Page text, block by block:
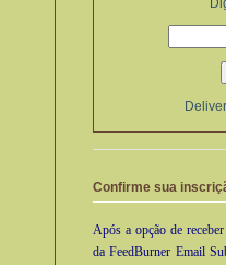
Confirme sua
Após a opção de
da FeedBurner Email